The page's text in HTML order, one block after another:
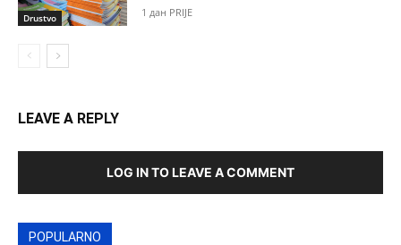
Drustvo 1 дан PRIJE
LEAVE A REPLY
LOG IN TO LEAVE A COMMENT
POPULARNO